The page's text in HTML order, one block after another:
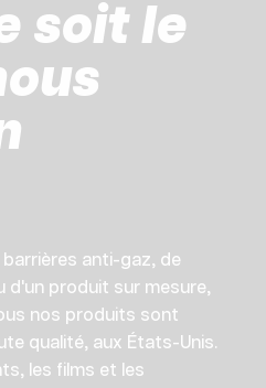
soit le
anti-gaz, de
d'un produit sur mesure,
nos produits sont
qualité, aux États-Unis.
les films et les